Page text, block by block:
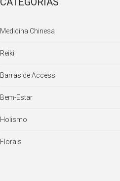
Medicina Chinesa
Reiki
Barras de Access
Bem-Estar
Holismo
Florais